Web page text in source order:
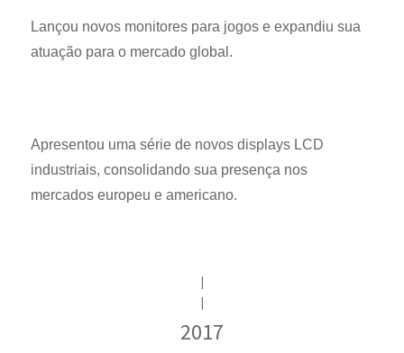
Lançou novos monitores para jogos e expandiu sua
atuação para o mercado global.
Apresentou uma série de novos displays LCD
industriais, consolidando sua presença nos
mercados europeu e americano.
|
|
2017